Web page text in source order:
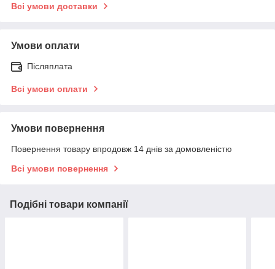
Всі умови доставки
Умови оплати
Післяплата
Всі умови оплати
Умови повернення
Повернення товару впродовж 14 днів за домовленістю
Всі умови повернення
Подібні товари компанії